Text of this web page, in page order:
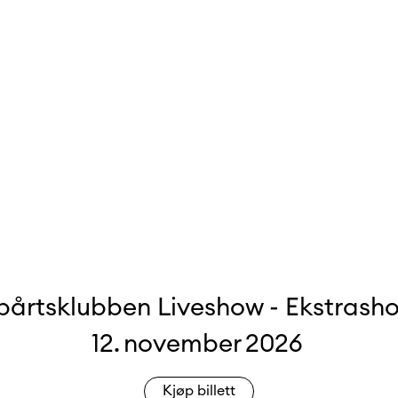
Liveshow -
12. november2026
Kjøp billett